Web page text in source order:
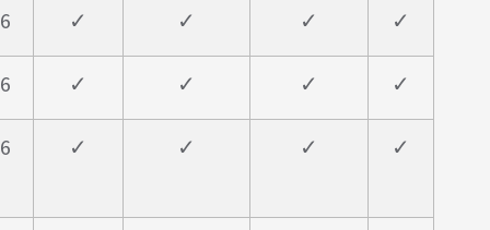
6 ✓ ✓ ✓ ✓
6 ✓ ✓ ✓ ✓
6 ✓ ✓ ✓ ✓